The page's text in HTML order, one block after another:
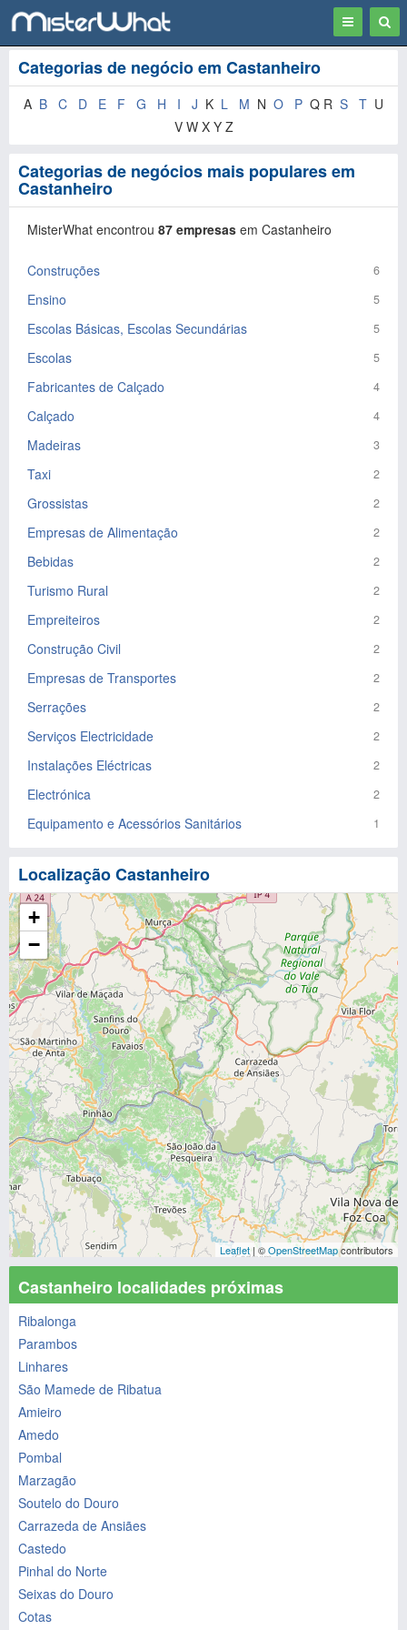
Toggle
navigation
Categorias de negócio em Castanheiro
A B C D E F G H I J K L M N O P Q R S T U
V W X Y Z
Categorias de negócios mais populares em
Castanheiro
MisterWhat encontrou 87 empresas em Castanheiro
Construções 6
Ensino 5
Escolas Básicas, Escolas Secundárias 5
Escolas 5
Fabricantes de Calçado 4
Calçado 4
Madeiras 3
Taxi 2
Grossistas 2
Empresas de Alimentação 2
Bebidas 2
Turismo Rural 2
Empreiteiros 2
Construção Civil 2
Empresas de Transportes 2
Serrações 2
Serviços Electricidade 2
Instalações Eléctricas 2
Electrónica 2
Equipamento e Acessórios Sanitários 1
Localização Castanheiro
+
−
Leaflet | ©OpenStreetMapcontributors
Castanheiro localidades próximas
Ribalonga
Parambos
Linhares
São Mamede de Ribatua
Amieiro
Amedo
Pombal
Marzagão
Soutelo do Douro
Carrazeda de Ansiães
Castedo
Pinhal do Norte
Seixas do Douro
Cotas